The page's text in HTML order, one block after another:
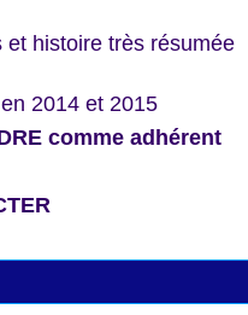
et histoire très résumée
2014 et 2015
comme adhérent